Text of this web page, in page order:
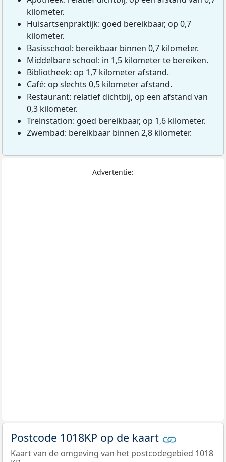
kilometer.
Huisartsenpraktijk: goed bereikbaar, op 0,7
kilometer.
Basisschool: bereikbaar binnen 0,7 kilometer.
Middelbare school: in 1,5 kilometer te bereiken.
Bibliotheek: op 1,7 kilometer afstand.
Café: op slechts 0,5 kilometer afstand.
Restaurant: relatief dichtbij, op een afstand van
0,3 kilometer.
Treinstation: goed bereikbaar, op 1,6 kilometer.
Zwembad: bereikbaar binnen 2,8 kilometer.
Advertentie:
Postcode 1018KP op de kaart
Kaart van de omgeving van het postcodegebied 1018